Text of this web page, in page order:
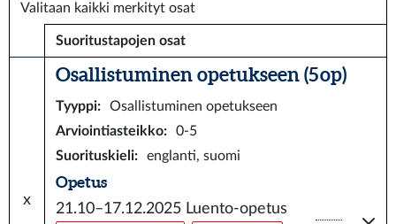
Valitaan kaikki merkityt osat
Suoritustapojen osat
x
Osallistuminen opetukseen (5 op)
Tyyppi:
Osallistuminen opetukseen
Arviointiasteikko:
0-5
Suorituskieli: englanti, suomi
Opetus
21.10–17.12.2025 Luento-opetus